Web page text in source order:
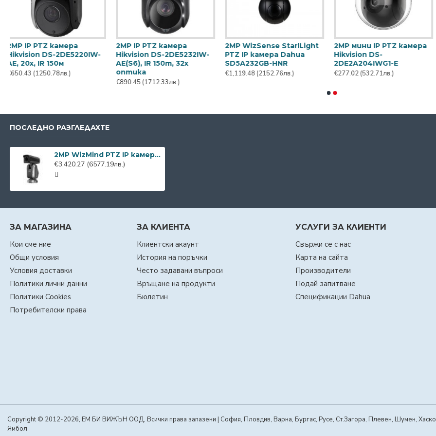
StarlLight
Dahua
2MP мини IP PTZ камера
Hikvision DS-
2DE2A204IWG1-E
€277.02
(532.71лв.)
4MP IP PTZ камера
Hikvision DS-2DE4425IW-
DE(T5), IR 100m, 25x
€627.00
4MP IP PTZ камера
Hikvision DS-
2DE7A432IWG1-E, 32x, IR
200m
4MP IP PTZ
45x, IR 300m
ПОСЛЕДНО РАЗГЛЕДАХТЕ
2MP WizMind PTZ IP камера Dahua PTZ83240-HNF-WA
€3,420.27 (6577.19лв.)
ЗА МАГАЗИНА
Кои сме ние
Общи условия
Условия доставки
Политики лични данни
Политики Cookies
Потребителски права
ЗА КЛИЕНТА
Клиентски акаунт
История на поръчки
Често задавани въпроси
Връщане на продукти
Бюлетин
УСЛУГИ ЗА КЛИЕНТИ
Свържи се с нас
Карта на сайта
Производители
Подай запитване
Спецификации Dahua
Copyright © 2012-2026, ЕМ БИ ВИЖЪН ООД, Всички права запазени | София, Пловдив, Варна, Бургас, Русе, Ст.Загора, Плевен, Шумен,
Ямбол